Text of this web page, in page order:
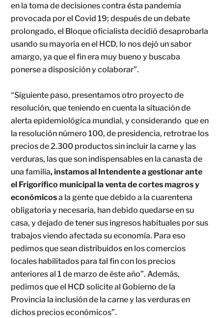
en la toma de decisiones contra ésta pandemia
provocada por el Covid 19; después de un debate
prolongado, el Bloque oficialista decidió desaprobarla
usando su mayoría en el HCD, lo nos dejó un sabor
amargo, ya que el fin era muy bueno y buscaba
ponerse a disposición y colaborar”.
“Siguiente paso, presentamos otro proyecto de
resolución, que teniendo en cuenta la situación de
alerta epidemiológica mundial, y considerando que en
la resolución número 100, de presidencia, retrotrae los
precios de 2.300 productos sin incluir la carne y las
verduras, las que son indispensables en la canasta de
una familia, instamos al Intendente a gestionar ante
el Frigorífico municipal la venta de cortes magros y
económicosa la gente que debido a la cuarentena
obligatoria y necesaria, han debido quedarse en su
casa, y dejado de tener sus ingresos habituales por sus
trabajos viendo afectada su economía. Para eso
pedimos que sean distribuidos en los comercios
locales habilitados para tal fin con los precios
anteriores al 1 de marzo de éste año”. Además,
pedimos que el HCD solicite al Gobierno de la
Provincia la inclusión de la carne y las verduras en
dichos precios económicos”.